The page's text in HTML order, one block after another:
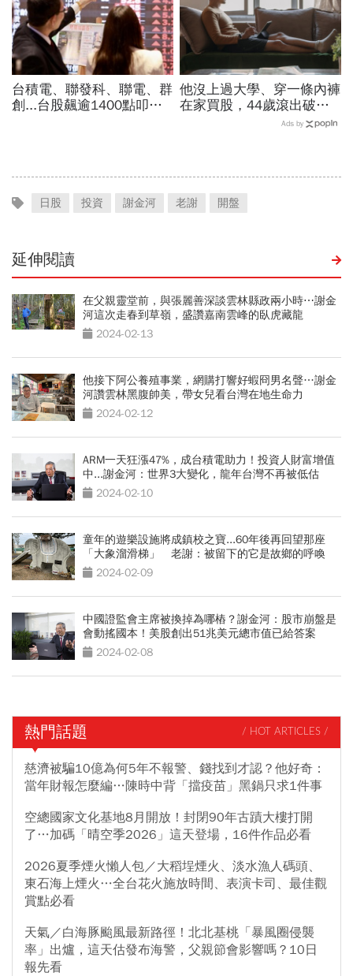
台積電、聯發科、聯電、群
創...台股飆逾1400點叩關
他沒上過大學、穿一條內褲
在家買股，44歲滾出破億
身價：不要當沖、買外匯
Ads by
日股 投資 謝金河 老謝 開盤
延伸閱讀
在父親靈堂前，與張麗善深談雲林縣政兩小時⋯謝金
河這次走春到草嶺，盛讚嘉南雲峰的臥虎藏龍
2024-02-13
他接下阿公養殖事業，網購打響好蝦冏男名聲…謝金
河讚雲林黑腹帥美，帶女兒看台灣在地生命力
2024-02-12
ARM一天狂漲47%，成台積電助力！投資人財富增值
中...謝金河：世界3大變化，龍年台灣不再被低估
2024-02-10
童年的遊樂設施將成鎮校之寶...60年後再回望那座
「大象溜滑梯」 老謝：被留下的它是故鄉的呼喚
2024-02-09
中國證監會主席被換掉為哪樁？謝金河：股市崩盤是
會動搖國本！美股創出51兆美元總市值已給答案
2024-02-08
熱門話題 / HOT ARTICLES /
慈濟被騙10億為何5年不報警、錢找到才認？他好奇：
當年財報怎麼編…陳時中背「擋疫苗」黑鍋只求1件事
空總國家文化基地8月開放！封閉90年古蹟大樓打開
了…加碼「晴空季2026」這天登場，16件作品必看
2026夏季煙火懶人包／大稻埕煙火、淡水漁人碼頭、
東石海上煙火…全台花火施放時間、表演卡司、最佳觀
賞點必看
天氣／白海豚颱風最新路徑！北北基桃「暴風圈侵襲
率」出爐，這天估發布海警，父親節會影響嗎？10日
報先看